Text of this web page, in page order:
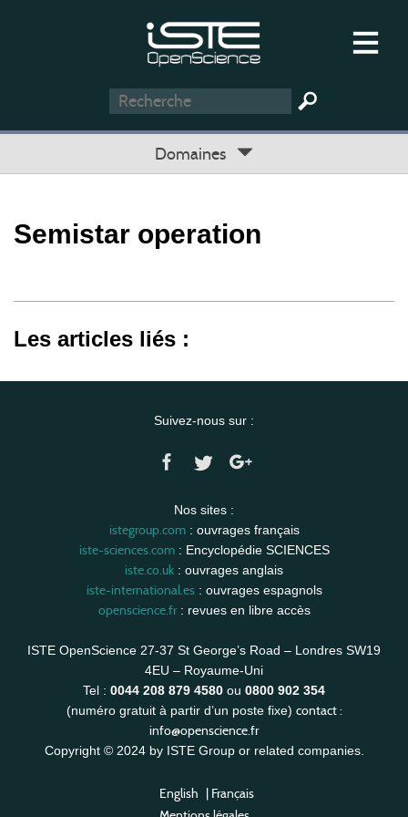
Domaines
Semistar operation
Les articles liés :
Suivez-nous sur :
Nos sites :
istegroup.com: ouvrages français
iste-sciences.com: Encyclopédie SCIENCES
iste.co.uk : ouvrages anglais
iste-international.es: ouvrages espagnols
openscience.fr: revues en libre accès
ISTE OpenScience 27-37 St George’s Road – Londres SW19
4EU – Royaume-Uni
Tel : 0044 208 879 4580 ou 0800 902 354
(numéro gratuit à partir d’un poste fixe) contact :
info@openscience.fr
Copyright © 2024 by ISTE Group or related companies.
English | Français